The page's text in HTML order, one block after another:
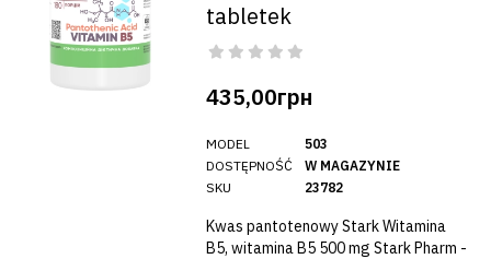
tabletek
435,00грн
MODEL
DOSTĘPNOŚĆ
SKU
503
W MAGAZYNIE
23782
Kwas pantotenowy Stark Witamina
B5, witamina B5 500 mg Stark Pharm -